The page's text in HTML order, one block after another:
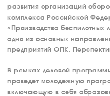
развития организаций
комплекса Российской
«Производство беспилотных
одно из основных
предприятий ОПК.
В рамках деловой
проведет молодежную
включающую в себя